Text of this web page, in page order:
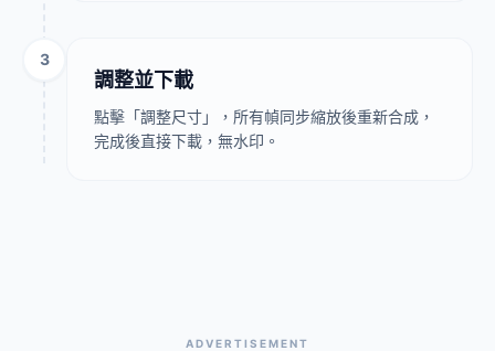
3
調整並下載
點擊「調整尺寸」，所有幀同步縮放後重新合成，
完成後直接下載，無水印。
ADVERTISEMENT